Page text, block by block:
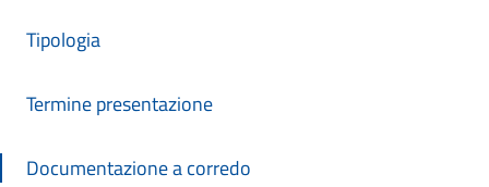
Tipologia
Termine presentazione
Documentazione a corredo